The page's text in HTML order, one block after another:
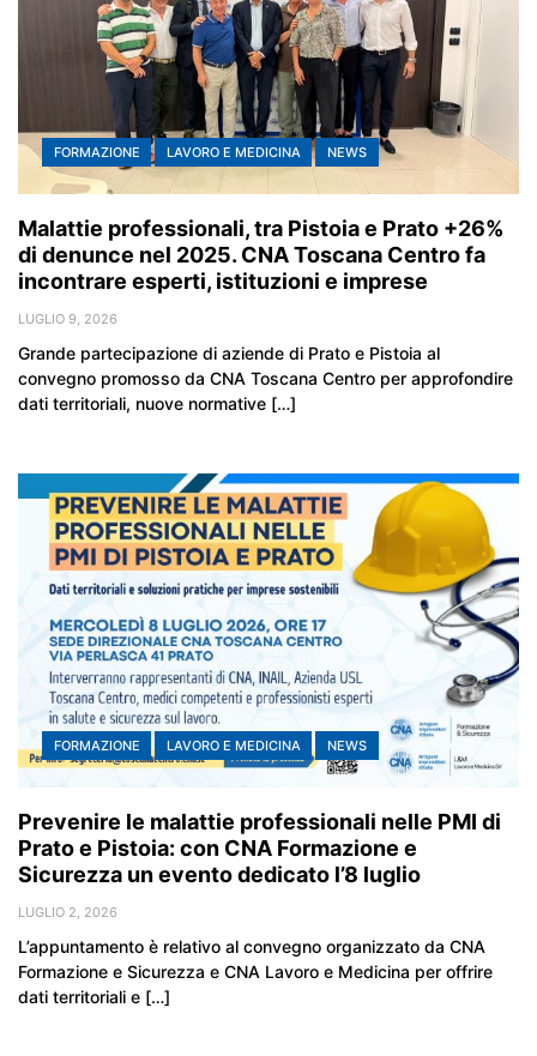
FORMAZIONE LAVORO E MEDICINA NEWS
Malattie professionali, tra Pistoia e Prato +26%
di denunce nel 2025. CNA Toscana Centro fa
incontrare esperti, istituzioni e imprese
LUGLIO 9, 2026
Grande partecipazione di aziende di Prato e Pistoia al
convegno promosso da CNA Toscana Centro per approfondire
dati territoriali, nuove normative […]
FORMAZIONE LAVORO E MEDICINA NEWS
Prevenire le malattie professionali nelle PMI di
Prato e Pistoia: con CNA Formazione e
Sicurezza un evento dedicato l’8 luglio
LUGLIO 2, 2026
L’appuntamento è relativo al convegno organizzato da CNA
Formazione e Sicurezza e CNA Lavoro e Medicina per offrire
dati territoriali e […]